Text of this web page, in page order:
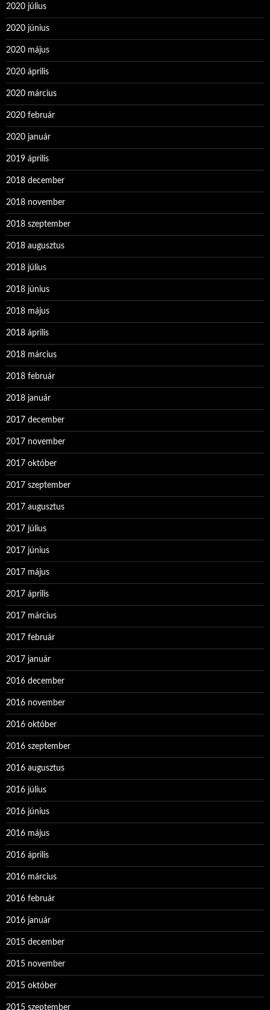
2020 július
2020 június
2020 május
2020 április
2020 március
2020 február
2020 január
2019 április
2018 december
2018 november
2018 szeptember
2018 augusztus
2018 július
2018 június
2018 május
2018 április
2018 március
2018 február
2018 január
2017 december
2017 november
2017 október
2017 szeptember
2017 augusztus
2017 július
2017 június
2017 május
2017 április
2017 március
2017 február
2017 január
2016 december
2016 november
2016 október
2016 szeptember
2016 augusztus
2016 július
2016 június
2016 május
2016 április
2016 március
2016 február
2016 január
2015 december
2015 november
2015 október
2015 szeptember